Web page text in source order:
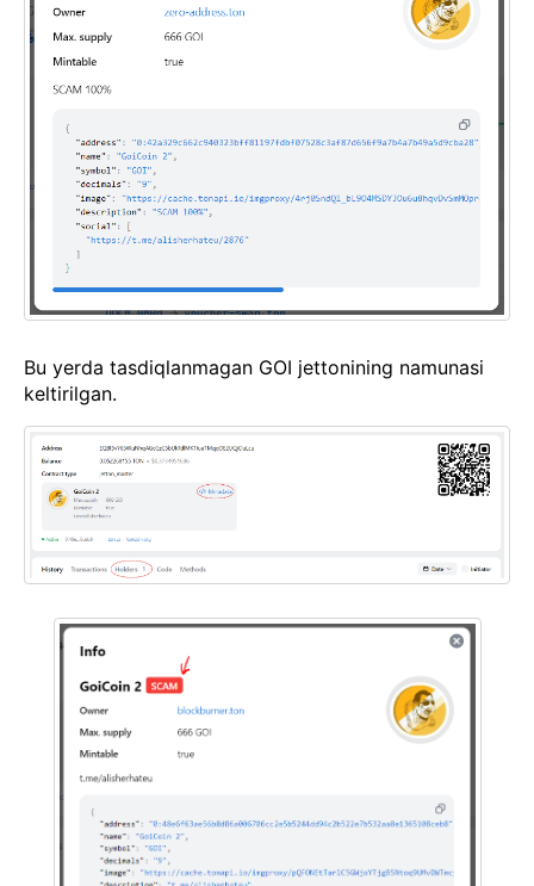
Bu yerda tasdiqlanmagan GOI jettonining namunasi
keltirilgan.